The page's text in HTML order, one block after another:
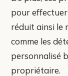
pour
réduit ainsi le
comme les
personnalisé
propriétaire.